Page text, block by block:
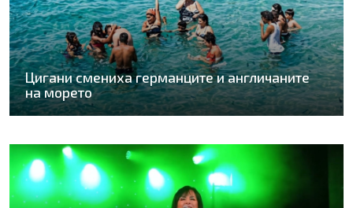
Цигани смениха германците и англичаните
на морето